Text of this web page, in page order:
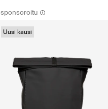
sponsoroitu
Uusi kausi